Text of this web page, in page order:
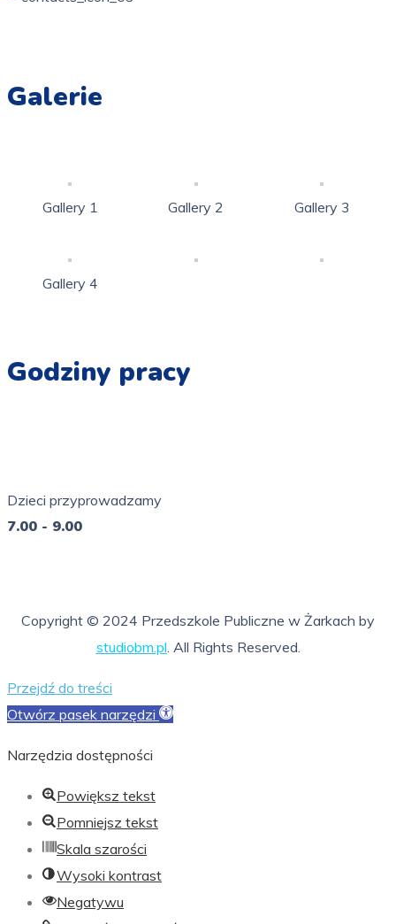
Galerie
Gallery 1 Gallery 2 Gallery 3
Gallery 4
Godziny pracy
Dzieci przyprowadzamy
7.00 - 9.00
Copyright © 2024 Przedszkole Publiczne w Żarkach by
studiobm.pl . All Rights Reserved.
Przejdź do treści
Otwórz pasek narzędzi
Narzędzia dostępności
Powiększ tekst
Pomniejsz tekst
Skala szarości
Wysoki kontrast
Negatywu